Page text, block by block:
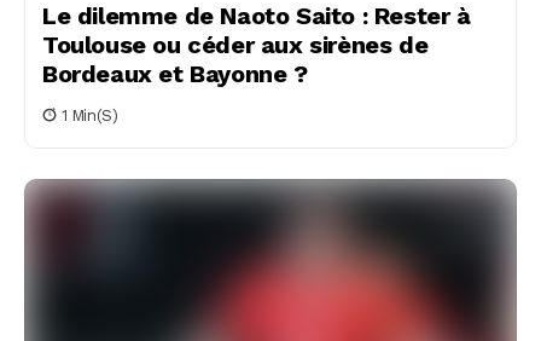
Le dilemme de Naoto Saito : Rester à
Toulouse ou céder aux sirènes de
Bordeaux et Bayonne ?
1 Min(s)